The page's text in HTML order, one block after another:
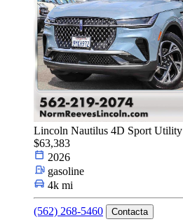
Lincoln Nautilus 4D Sport Utility
$63,383
2026
gasoline
4k mi
(562) 268-5460 Contacta